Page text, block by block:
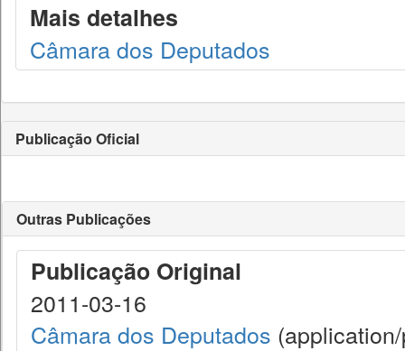
Mais detalhes
Câmara dos Deputados
Publicação Oficial
Outras Publicações
Publicação Original
2011-03-16
Câmara dos Deputados